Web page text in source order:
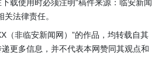
载使用时必须注明“稿件来源：临安新闻
法律责任。
（非临安新闻网）”的作品，均转载自其
更多信息，并不代表本网赞同其观点和